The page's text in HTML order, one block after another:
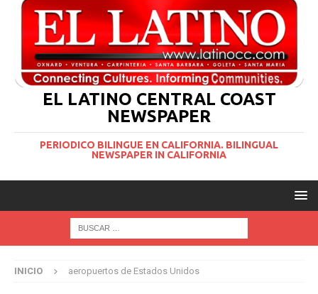
EL LATINO CENTRAL COAST
NEWSPAPER
PERIODICO BILINGUE EN CALIFORNIA. BILINGUAL
NEWSPAPER IN CALIFORNIA
INICIO aeropuertos de Estados Unidos